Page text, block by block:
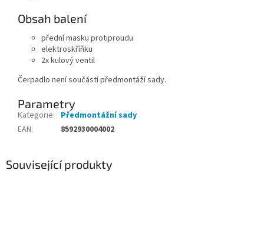
Obsah balení
přední masku protiproudu
elektroskříňku
2x kulový ventil
Čerpadlo není součástí předmontáží sady.
Parametry
Kategorie: Předmontážní sady
EAN: 8592930004002
Související produkty